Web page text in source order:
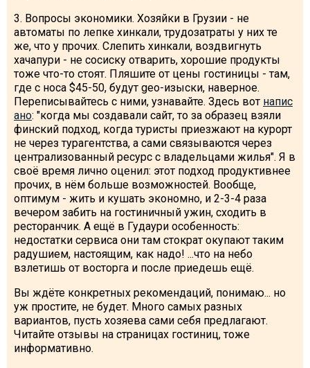
3. Вопросы экономики. Хозяйки в Грузии - не
автоматы по лепке хинкали, трудозатраты у них те
же, что у прочих. Слепить хинкали, воздвигнуть
хачапури - не сосиску отварить, хорошие продукты
тоже что-то стоят. Пляшите от цены гостиницы - там,
где с носа $45-50, будут geo-изыски, наверное.
Переписывайтесь с ними, узнавайте. Здесь вот напис
ано: "когда мы создавали сайт, то за образец взяли
финский подход, когда туристы приезжают на курорт
не через турагентства, а сами связываются через
централизованный ресурс с владельцами жилья". Я в
своё время лично оценил: этот подход продуктивнее
прочих, в нём больше возможностей. Вообще,
оптимум - жить и кушать экономно, и 2-3-4 раза
вечером забить на гостиничный ужин, сходить в
ресторанчик. А ещё в Гудаури особенность:
недостатки сервиса они там стократ окупают таким
радушием, настоящим, как надо! ...что на небо
взлетишь от восторга и после приедешь ещё.
Вы ждёте конкретных рекомендаций, понимаю... но
уж простите, не будет. Много самых разных
вариантов, пусть хозяева сами себя предлагают.
Читайте отзывы на страницах гостиниц, тоже
информативно.